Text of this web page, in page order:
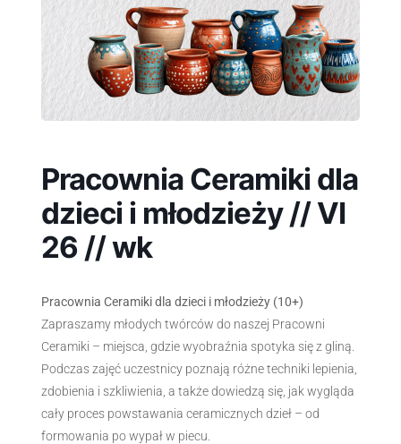
Pracownia Ceramiki dla
dzieci i młodzieży // VI
26 // wk
Pracownia Ceramiki dla dzieci i młodzieży (10+)
Zapraszamy młodych twórców do naszej Pracowni
Ceramiki – miejsca, gdzie wyobraźnia spotyka się z gliną.
Podczas zajęć uczestnicy poznają różne techniki lepienia,
zdobienia i szkliwienia, a także dowiedzą się, jak wygląda
cały proces powstawania ceramicznych dzieł – od
formowania po wypał w piecu.